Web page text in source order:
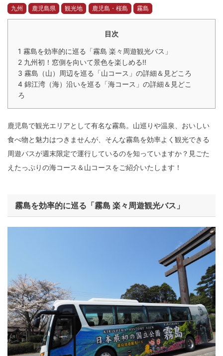
九州
鹿児島県 観光地 鹿児島・桜島 霧島
目次
1 霧島を効率的に巡る「霧島 楽々周遊観光バス」
2 九州初！窓側を向いて景色を楽しめる!!
3 霧島（山）周辺を巡る「山コース」の詳細＆見どころ
4 錦江湾（海）沿いを巡る「海コース」の詳細＆見どこ
ろ
鹿児島で観光エリアとして有名な霧島。山巡りや温泉、おいしい
食べ物と魅力はつきませんが、そんな霧島を効率よく観光できる
周遊バスが週末限定で運行しているのを知っていますか？見ごた
えたっぷりの海コース＆山コースをご紹介いたします！
霧島を効率的に巡る「霧島 楽々周遊観光バス」